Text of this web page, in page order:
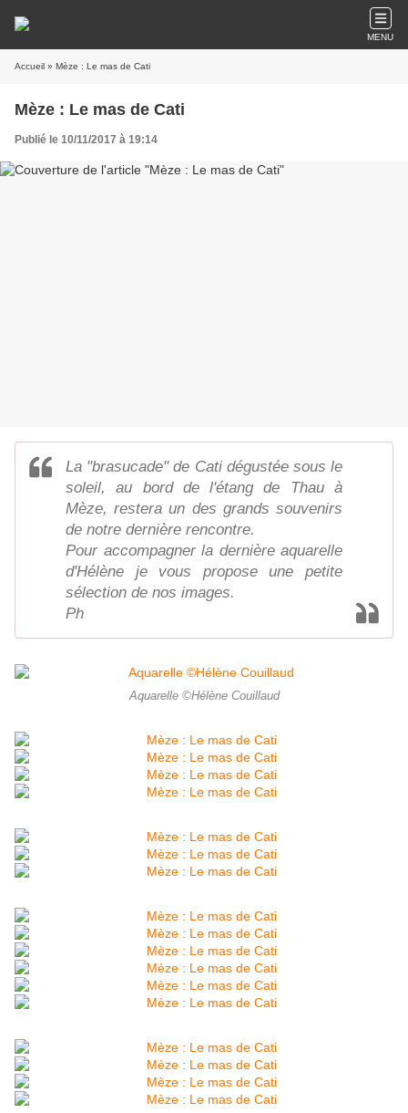
MENU
Accueil » Mèze : Le mas de Cati
Mèze : Le mas de Cati
Publié le 10/11/2017 à 19:14
La "brasucade" de Cati dégustée sous le
soleil, au bord de l'étang de Thau à
Mèze, restera un des grands souvenirs
de notre dernière rencontre.
Pour accompagner la dernière aquarelle
d'Hélène je vous propose une petite
sélection de nos images.
Ph
Aquarelle ©Hélène Couillaud